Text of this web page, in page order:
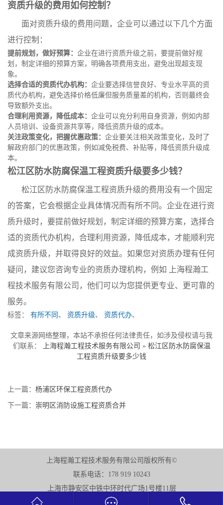
资质升级的费用如何控制？
面对资质升级的费用问题，企业可以通过以下几个方面
进行控制：
提前规划，做好预算： 企业在进行资质升级之前，要提前做好规
划，制定详细的预算方案，明确各项费用支出，避免出现超支现
象。
选择合适的资质代办机构： 企业要选择信誉良好、专业水平高的资
质代办机构，避免选择价格低廉但服务质量差的机构，否则蕞终会
导致额外支出。
合理利用资源，降低成本： 企业可以充分利用自身资源，例如内部
人员培训、设备资源共享等，降低资质升级的成本。
关注政策变化，把握优惠政策： 企业要关注相关政策变化，及时了
解政府部门的优惠政策，例如减免税费、补贴等，降低资质升级成
本。
松江区防水防腐保温工程资质升级要多少钱？
松江区防水防腐保温工程资质升级的费用没有一个固定
的答案，它会根据企业具体情况而有所不同。企业在进行资
质升级时，要提前做好规划，制定详细的预算方案，选择合
适的资质代办机构，合理利用资源，降低成本，才能顺利完
成资质升级，并取得良好的效益。如果您对资质办理有任何
疑问，建议您咨询专业的资质办理机构，例如 上海程瀚工
程技术服务有限公司，他们可以为您提供更专业、更可靠的
服务。
标签： 有所不同 、 资质升级、 资质代办、
文章来源网络整理，本站不承担任何法律责任，如涉及侵权请与我
们联系：
上海程瀚工程技术服务有限公司 » 松江区防水防腐保温
工程资质升级要多少钱
上一篇： 杨浦区环保工程资质代办
下一篇： 崇明区消防设施工程资质合并
上海程瀚工程技术服务有限公司版权所有©
联系电话：178 919 10243
上海市静安区中铁中环时代广场1号楼11层